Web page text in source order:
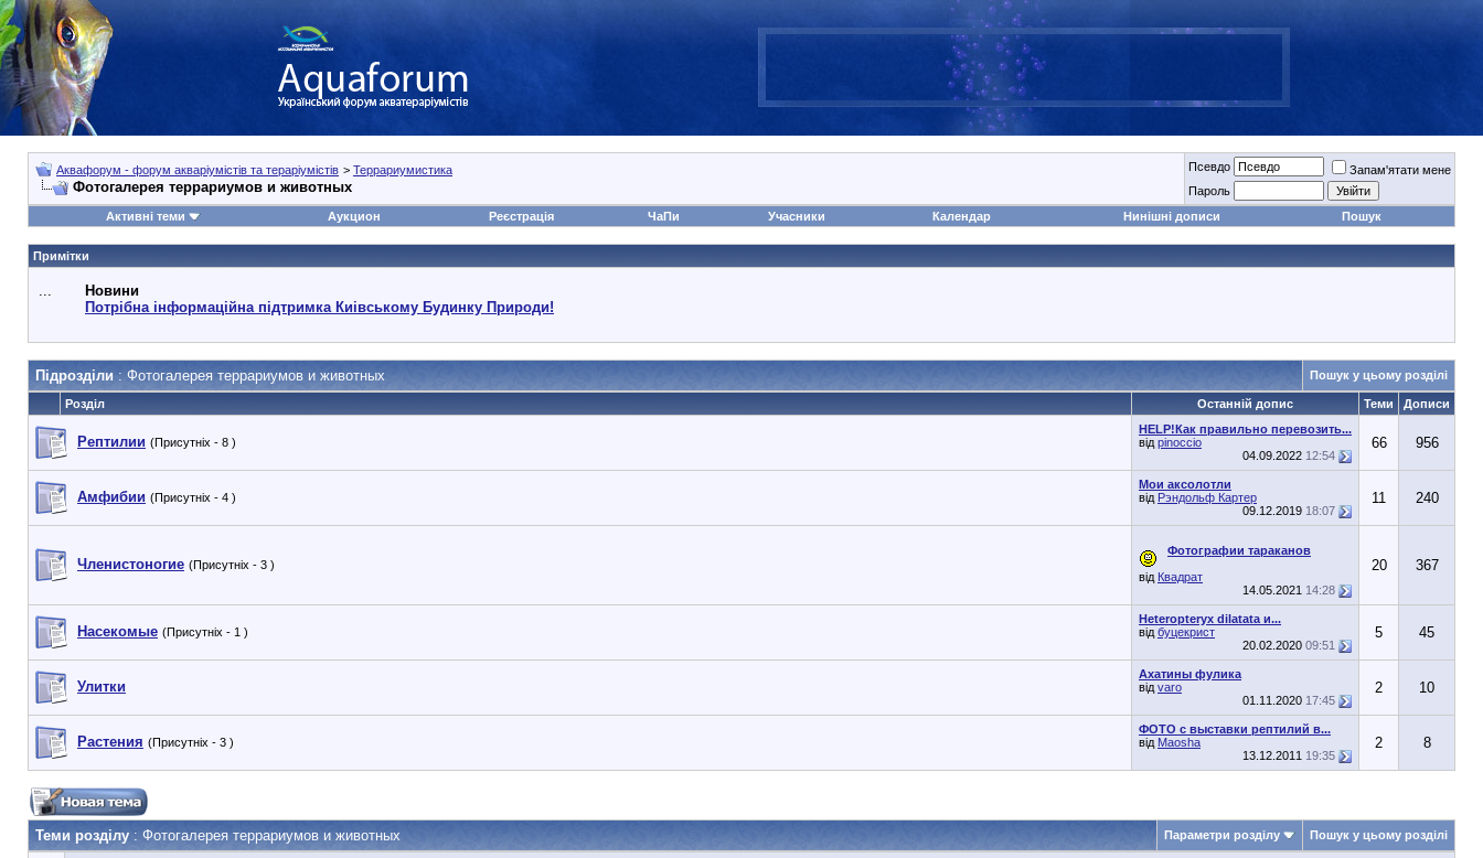
Аквафорум - форум акваріумістів та тераріумістів > Террариумистика
Фотогалерея террариумов и животных
Псевдо
Запам'ятати мене
Пароль
Активні теми
Аукцион Реєстрація ЧаПи Учасники Календар Нинішні дописи Пошук
Примітки
...
Новини
Потрібна інформаційна підтримка Киівському Будинку Природи!
Підрозділи : Фотогалерея террариумов и животных Пошук у цьому розділі
Розділ Останній допис Теми Дописи
Рептилии (Присутніх - 8 )
HELP!Как правильно перевозить...
від pinoccio
04.09.2022 12:54
66 956
Амфибии (Присутніх - 4 )
Мои аксолотли
від Рэндольф Картер
09.12.2019 18:07
11 240
Членистоногие (Присутніх - 3 )
Фотографии тараканов
від Квадрат
14.05.2021 14:28
20 367
Насекомые (Присутніх - 1 )
Heteropteryx dilatata и...
від буцекрист
20.02.2020 09:51
5 45
Улитки
Ахатины фулика
від varo
01.11.2020 17:45
2 10
Растения (Присутніх - 3 )
ФОТО с выставки рептилий в...
від Maosha
13.12.2011 19:35
2 8
Теми розділу : Фотогалерея террариумов и животных Параметри розділу Пошук у цьому розділі